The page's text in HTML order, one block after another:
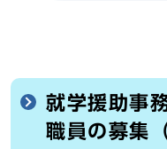
就学援助事
職員の募集